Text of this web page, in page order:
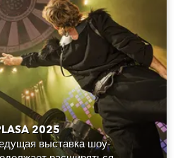
2025
выставка шоу-